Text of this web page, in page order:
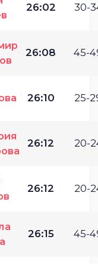
26:02 30-
26:08 45-
26:10 25-
26:12 20-
26:12 20-
26:15 45-